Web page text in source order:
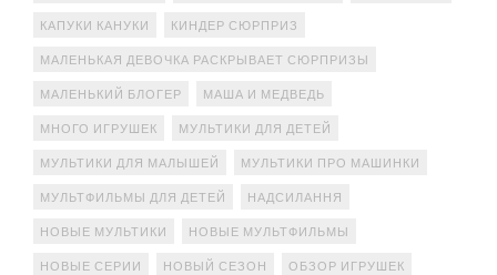
КАПУКИ КАНУКИ КИНДЕР СЮРПРИЗ
МАЛЕНЬКАЯ ДЕВОЧКА РАСКРЫВАЕТ СЮРПРИЗЫ
МАЛЕНЬКИЙ БЛОГЕР МАША И МЕДВЕДЬ
МНОГО ИГРУШЕК МУЛЬТИКИ ДЛЯ ДЕТЕЙ
МУЛЬТИКИ ДЛЯ МАЛЫШЕЙ МУЛЬТИКИ ПРО МАШИНКИ
МУЛЬТФИЛЬМЫ ДЛЯ ДЕТЕЙ НАДСИЛАННЯ
НОВЫЕ МУЛЬТИКИ НОВЫЕ МУЛЬТФИЛЬМЫ
НОВЫЕ СЕРИИ НОВЫЙ СЕЗОН ОБЗОР ИГРУШЕК